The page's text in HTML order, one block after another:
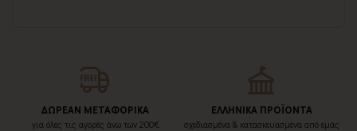
ΔΩΡΕΑΝ ΜΕΤΑΦΟΡΙΚΑ
για όλες τις αγορές άνω των 200€
ΕΛΛΗΝΙΚΑ ΠΡΟΪΟΝΤΑ
σχεδιασμένα & κατασκευασμένα από εμάς